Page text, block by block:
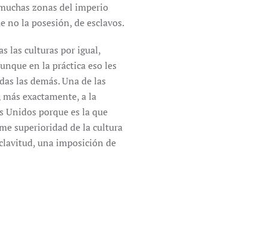
zonas del imperio
la posesión, de esclavos.
las culturas por igual,
en la práctica eso les
las demás. Una de las
exactamente, a la
Unidos porque es la que
superioridad de la cultura
una imposición de